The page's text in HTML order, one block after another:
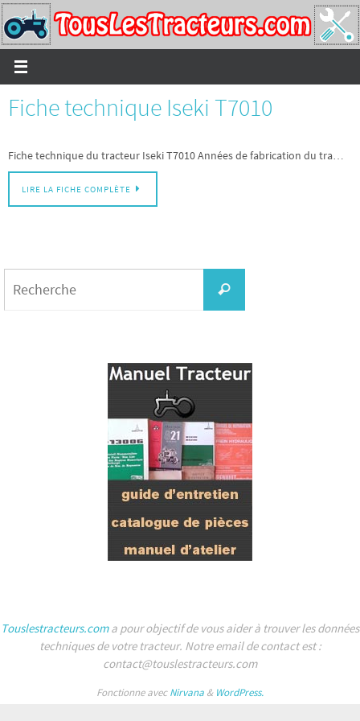
Passer
vers
le
contenu
Fiche technique Iseki T7010
Fiche technique du tracteur Iseki T7010 Années de fabrication du tra…
LIRE LA FICHE COMPLÈTE
Recherche
Touslestracteurs.coma pour objectif de vous aider à trouver les données
techniques de votre tracteur. Notre email de contact est :
contact@touslestracteurs.com
Fonctionne avecNirvana & WordPress.